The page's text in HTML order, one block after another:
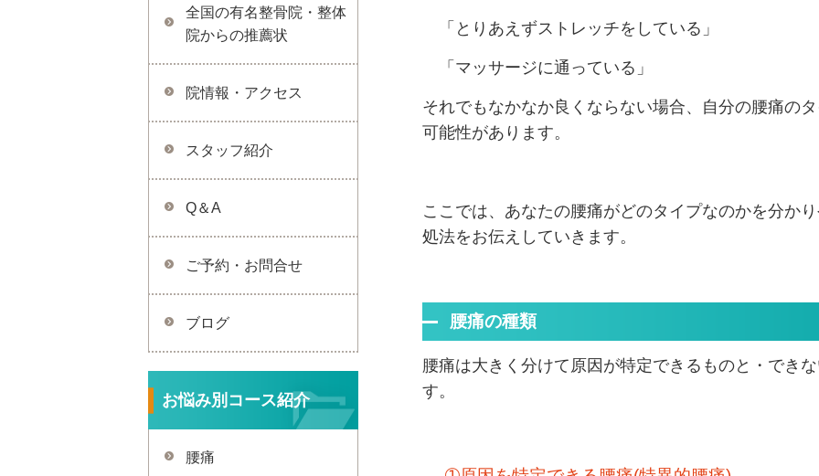
「とりあえずストレッチをしている」
「マッサージに通っている」
それでもなかなか良くならない場合、自分の腰痛の
可能性があります。
ここでは、あなたの腰痛がどのタイプなのかを分か
処法をお伝えしていきます。
腰痛の種類
腰痛は大きく分けて原因が特定できるものと・でき
す。
全国の有名整骨院・整体
院からの推薦状
院情報・アクセス
スタッフ紹介
Q＆A
ご予約・お問合せ
ブログ
お悩み別コース紹介
腰痛